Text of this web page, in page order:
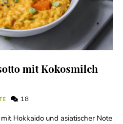
mit Kokosmilch
18
Hokkaido und asiatischer Note